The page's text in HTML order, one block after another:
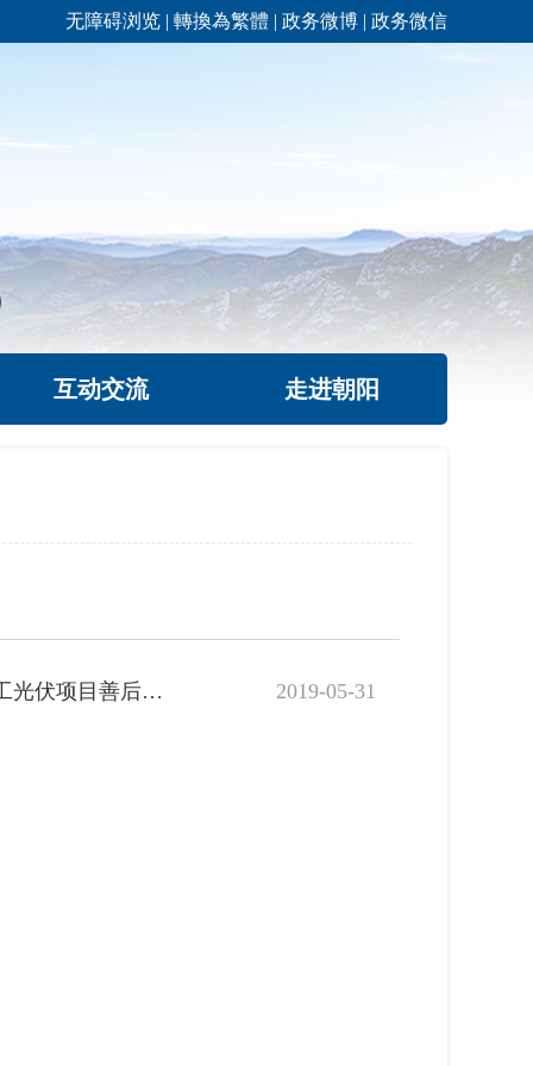
无障碍浏览 | 轉換為繁體 | 政务微博 | 政务微信
互动交流 走进朝阳
省十三届人大二次会议《关于再次建议解决北票地区“涉草”停工光伏项目善后问题的建议》（第1459号）答复 2019-05-31